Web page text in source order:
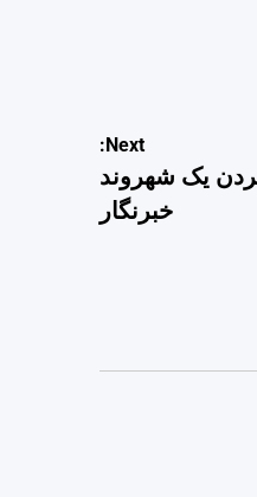
Next:
یک شهروند
خبرنگار